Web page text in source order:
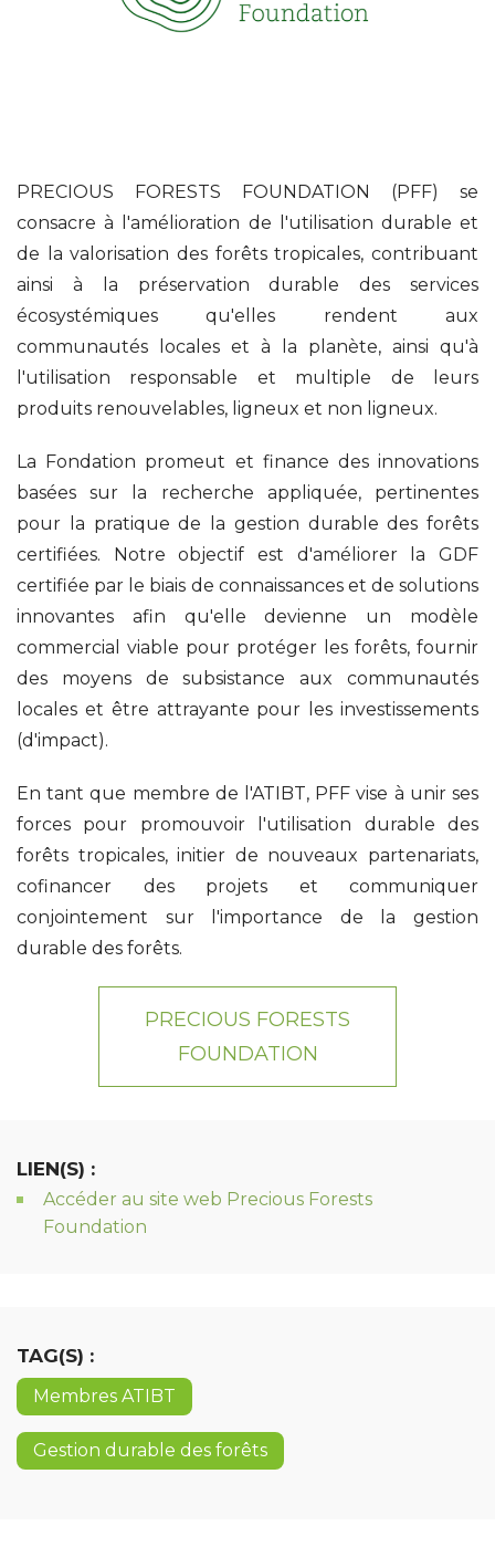
PRECIOUS FORESTS FOUNDATION (PFF) se
consacre à l'amélioration de l'utilisation durable et
de la valorisation des forêts tropicales, contribuant
ainsi à la préservation durable des services
écosystémiques qu'elles rendent aux
communautés locales et à la planète, ainsi qu'à
l'utilisation responsable et multiple de leurs
produits renouvelables, ligneux et non ligneux.
La Fondation promeut et finance des innovations
basées sur la recherche appliquée, pertinentes
pour la pratique de la gestion durable des forêts
certifiées. Notre objectif est d'améliorer la GDF
certifiée par le biais de connaissances et de solutions
innovantes afin qu'elle devienne un modèle
commercial viable pour protéger les forêts, fournir
des moyens de subsistance aux communautés
locales et être attrayante pour les investissements
(d'impact).
En tant que membre de l'ATIBT, PFF vise à unir ses
forces pour promouvoir l'utilisation durable des
forêts tropicales, initier de nouveaux partenariats,
cofinancer des projets et communiquer
conjointement sur l'importance de la gestion
durable des forêts.
PRECIOUS FORESTS
FOUNDATION
LIEN(S) :
Accéder au site web Precious Forests
Foundation
TAG(S) :
Membres ATIBT
Gestion durable des forêts